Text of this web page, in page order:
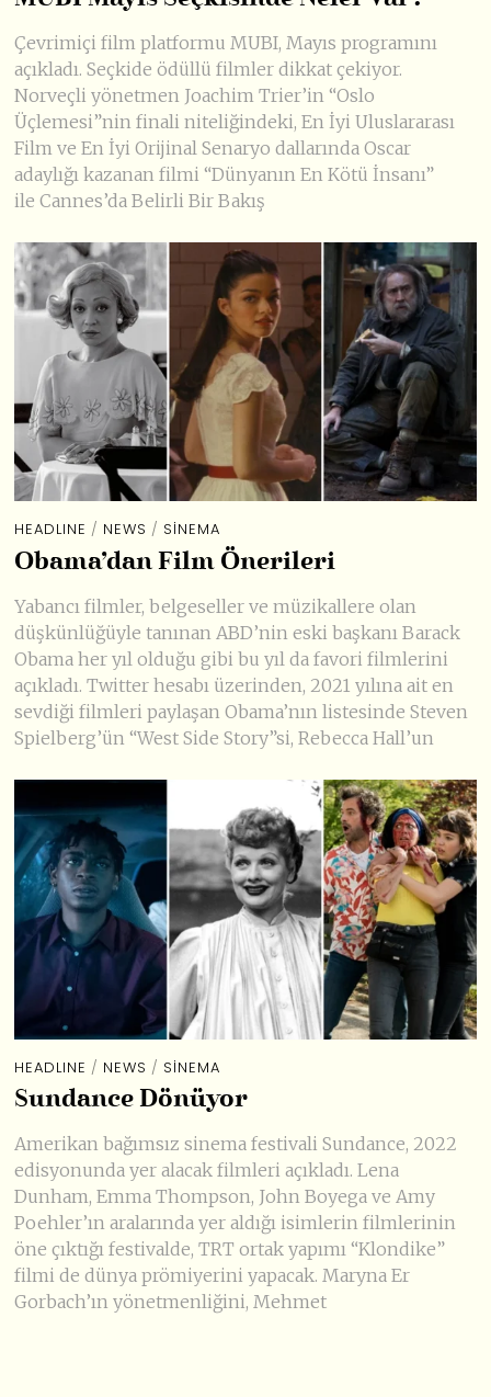
Çevrimiçi film platformu MUBI, Mayıs programını
açıkladı. Seçkide ödüllü filmler dikkat çekiyor.
Norveçli yönetmen Joachim Trier’in “Oslo
Üçlemesi”nin finali niteliğindeki, En İyi Uluslararası
Film ve En İyi Orijinal Senaryo dallarında Oscar
adaylığı kazanan filmi “Dünyanın En Kötü İnsanı”
ile Cannes’da Belirli Bir Bakış
HEADLINE / NEWS / SINEMA
Obama’dan Film Önerileri
Yabancı filmler, belgeseller ve müzikallere olan
düşkünlüğüyle tanınan ABD’nin eski başkanı Barack
Obama her yıl olduğu gibi bu yıl da favori filmlerini
açıkladı. Twitter hesabı üzerinden, 2021 yılına ait en
sevdiği filmleri paylaşan Obama’nın listesinde Steven
Spielberg’ün “West Side Story”si, Rebecca Hall’un
HEADLINE / NEWS / SINEMA
Sundance Dönüyor
Amerikan bağımsız sinema festivali Sundance, 2022
edisyonunda yer alacak filmleri açıkladı. Lena
Dunham, Emma Thompson, John Boyega ve Amy
Poehler’ın aralarında yer aldığı isimlerin filmlerinin
öne çıktığı festivalde, TRT ortak yapımı “Klondike”
filmi de dünya prömiyerini yapacak. Maryna Er
Gorbach’ın yönetmenliğini, Mehmet